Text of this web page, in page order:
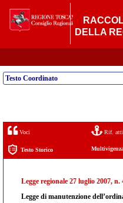
DELLA
Testo Coordinato
Voci Rif.
Testo Storico
Legge regionale 27 luglio 2007, n.
Legge di manutenzione